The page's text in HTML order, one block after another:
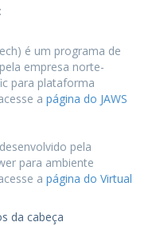
é um programa de
empresa norte-
para plataforma
a página do JAWS
pela
para ambiente
a página do Virtual
da cabeça